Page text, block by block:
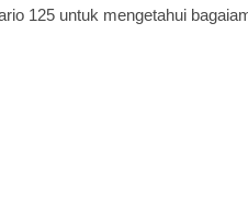
125 untuk mengetahui